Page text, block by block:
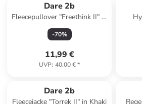
Dare 2b
Fleecepullover "Freethink II" in
Orange
-70%
11,99 €
UVP: 40,00 €*
Dare 2b
Fleecejacke "Torrek II" in Khaki